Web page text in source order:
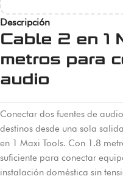
Descripción
Cable 2 en 1
metros para
audio
Conectar dos fuentes de
destinos desde una sola
en 1 Maxi Tools. Con 1.8
suficiente para conectar
instalación doméstica sin